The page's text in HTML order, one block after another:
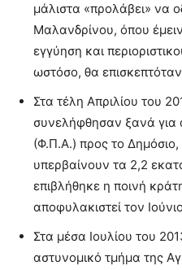
μάλιστα «προλάβει» να
Μαλανδρίνου, όπου
εγγύηση και
ωστόσο, θα
Στα τέλη Απριλίου του
συνελήφθησαν ξανά
(Φ.Π.Α.) προς το Δημόσιο,
υπερβαίνουν τα 2,2
επιβλήθηκε η ποινή
αποφυλακιστεί τον
Στα μέσα Ιουλίου του
αστυνομικό τμήμα της